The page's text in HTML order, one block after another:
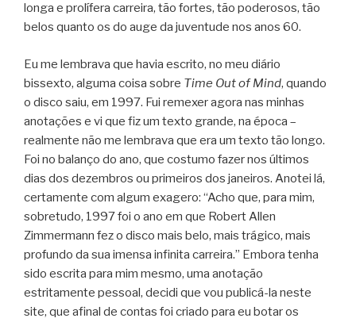
longa e prolífera carreira, tão fortes, tão poderosos, tão
belos quanto os do auge da juventude nos anos 60.
Eu me lembrava que havia escrito, no meu diário
bissexto, alguma coisa sobre Time Out of Mind, quando
o disco saiu, em 1997. Fui remexer agora nas minhas
anotações e vi que fiz um texto grande, na época –
realmente não me lembrava que era um texto tão longo.
Foi no balanço do ano, que costumo fazer nos últimos
dias dos dezembros ou primeiros dos janeiros. Anotei lá,
certamente com algum exagero: “Acho que, para mim,
sobretudo, 1997 foi o ano em que Robert Allen
Zimmermann fez o disco mais belo, mais trágico, mais
profundo da sua imensa infinita carreira.” Embora tenha
sido escrita para mim mesmo, uma anotação
estritamente pessoal, decidi que vou publicá-la neste
site, que afinal de contas foi criado para eu botar os